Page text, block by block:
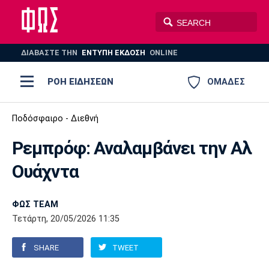
ΔΙΑΒΑΣΤΕ THN ΕΝΤΥΠΗ ΕΚΔΟΣΗ ONLINE
ΟΜΑΔΕΣ
ΡΟΗ ΕΙΔΗΣΕΩΝ
ΠΟΔΟΣΦΑΙΡΟ
ΒΟΛΕΪ ΣΠΟΡ
AUTO-MOTO
Ποδόσφαιρο
Super League 1
Super League 2
Γ Εθνική
Ελλάδα
Μπάσκετ
Ελλάδα
Εθνική
EuroLeague
Ολυμπιακοί Αγώνες
Βόλεϊ
Πόλο
Ολυμπιακός
Παναθηναϊκός Ατρόμητος
Ποδόσφαιρο - Διεθνή
Ρεμπρόφ: Αναλαμβάνει την Αλ
Ουάχντα
ΦΩΣ TEAM
Τετάρτη, 20/05/2026 11:35
SHARE TWEET